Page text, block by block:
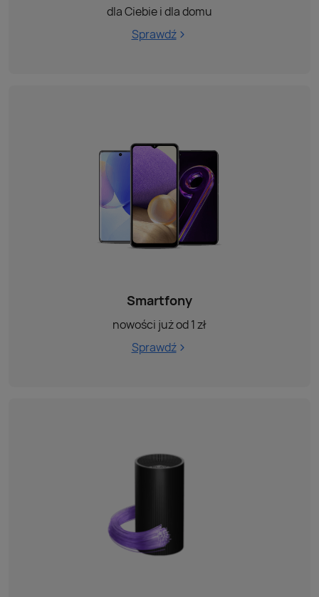
dla Ciebie i dla domu
Sprawdź
Smartfony
nowości już od 1 zł
Sprawdź